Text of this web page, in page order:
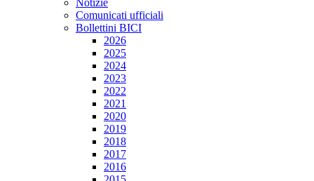
Notizie
Comunicati ufficiali
Bollettini BICI
2026
2025
2024
2023
2022
2021
2020
2019
2018
2017
2016